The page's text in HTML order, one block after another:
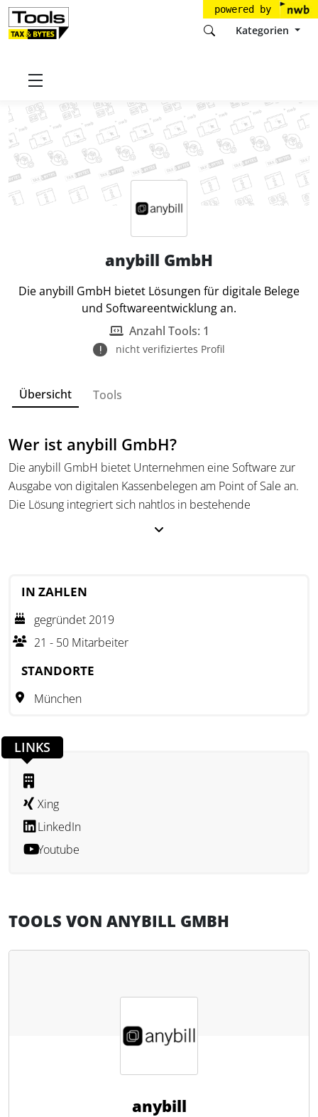
powered by
Kategorien
Startseite
anybill GmbH
Die anybill GmbH bietet Lösungen für digitale Belege
und Softwareentwicklung an.
Anzahl Tools: 1
nicht verifiziertes Profil
Übersicht Tools
Wer ist anybill GmbH?
Die anybill GmbH bietet Unternehmen eine Software zur
Ausgabe von digitalen Kassenbelegen am Point of Sale an.
Die Lösung integriert sich nahtlos in bestehende
Benutzerfreundlichkeit hilft anybill, papierbasierte Prozesse
voranzutreiben. Das Unternehmen arbeitet daran, Kosten
zu senken und den ökologischen Fußabdruck zu
minimieren, indem es eine Alternative zu herkömmlichen
IN ZAHLEN
gegründet 2019
21 - 50 Mitarbeiter
STANDORTE
München
LINKS
Xing
LinkedIn
Youtube
TOOLS VON ANYBILL GMBH
anybill